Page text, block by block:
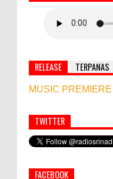
RELEASE TERPANAS
MUSIC PREMIERE
Simbol Persahabatan,
Afghanistan
TWITTER
FACEBOOK